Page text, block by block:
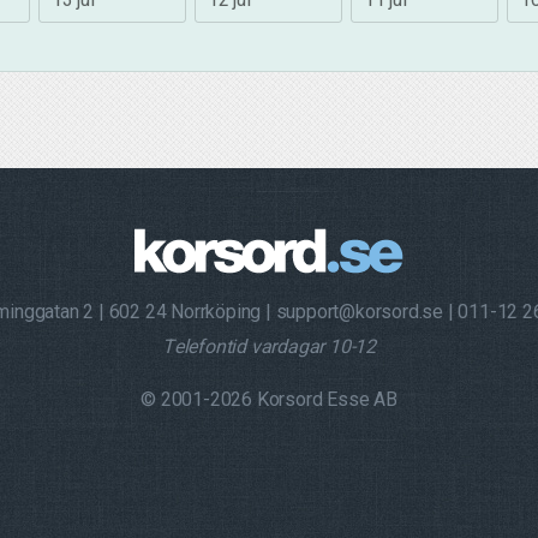
2 602 24 Norrköping support@korsord.se
011-12
Telefontid vardagar 10-12
© 2001-2026 Korsord Esse AB